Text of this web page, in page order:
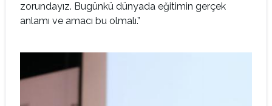
zorundayız. Bugünkü dünyada eğitimin gerçek
anlamı ve amacı bu olmalı.”